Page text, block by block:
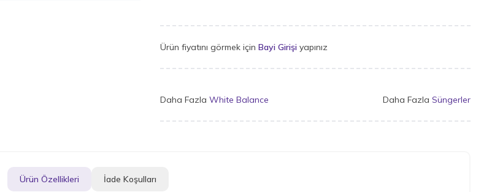
Ürün fiyatını görmek için Bayi Girişi yapınız
Daha Fazla White Balance Daha Fazla Süngerler
Ürün Özellikleri İade Koşulları